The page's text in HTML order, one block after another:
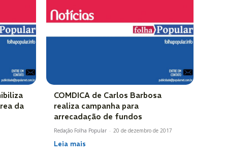
da
COMDICA de Carlos Barbosa
realiza campanha para
arrecadação de fundos
Redação Folha Popular - 20 de dezembro de 2017
Leia mais